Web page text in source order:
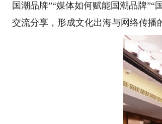
国潮品牌”“媒体如何赋能国潮品牌
交流分享，形成文化出海与网络传播